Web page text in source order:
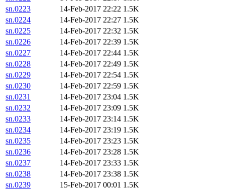
sn.0223
14-Feb-2017 22:22 1.5K
sn.0224
14-Feb-2017 22:27 1.5K
sn.0225
14-Feb-2017 22:32 1.5K
sn.0226
14-Feb-2017 22:39 1.5K
sn.0227
14-Feb-2017 22:44 1.5K
sn.0228
14-Feb-2017 22:49 1.5K
sn.0229
14-Feb-2017 22:54 1.5K
sn.0230
14-Feb-2017 22:59 1.5K
sn.0231
14-Feb-2017 23:04 1.5K
sn.0232
14-Feb-2017 23:09 1.5K
sn.0233
14-Feb-2017 23:14 1.5K
sn.0234
14-Feb-2017 23:19 1.5K
sn.0235
14-Feb-2017 23:23 1.5K
sn.0236
14-Feb-2017 23:28 1.5K
sn.0237
14-Feb-2017 23:33 1.5K
sn.0238
14-Feb-2017 23:38 1.5K
sn.0239
15-Feb-2017 00:01 1.5K